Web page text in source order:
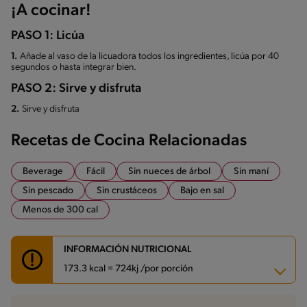
¡A cocinar!
PASO 1: Licúa
1. Añade al vaso de la licuadora todos los ingredientes, licúa por 40
segundos o hasta integrar bien.
PASO 2: Sirve y disfruta
2. Sirve y disfruta
Recetas de Cocina Relacionadas
Beverage Fácil Sin nueces de árbol
Sin maní
Sin pescado
Sin crustáceos
Bajo en sal
Menos de 300 cal
INFORMACIÓN NUTRICIONAL
173.3 kcal = 724kj /por porción